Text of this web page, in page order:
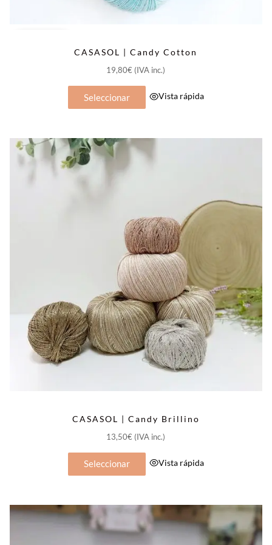
CASASOL | Candy Cotton
19,80€ (IVA inc.)
Seleccionar Vista rápidaproducto
pueden
de
producto
CASASOL | Candy Brillino
13,50€ (IVA inc.)
Seleccionar Vista rápidaproducto
variantes.
Las